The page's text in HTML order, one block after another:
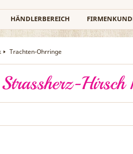
HÄNDLERBEREICH
Trachten-Ohrringe
Strassherz-